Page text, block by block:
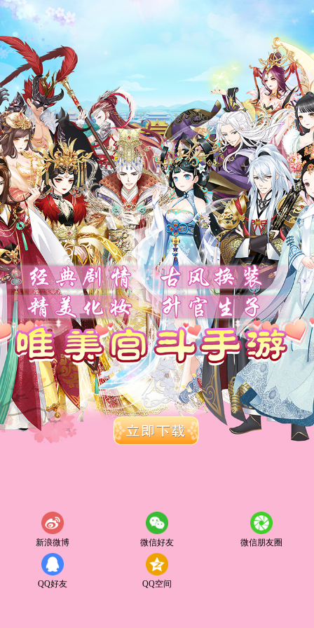
新浪微博 微信好友 微信朋友圈
QQ好友 QQ空间